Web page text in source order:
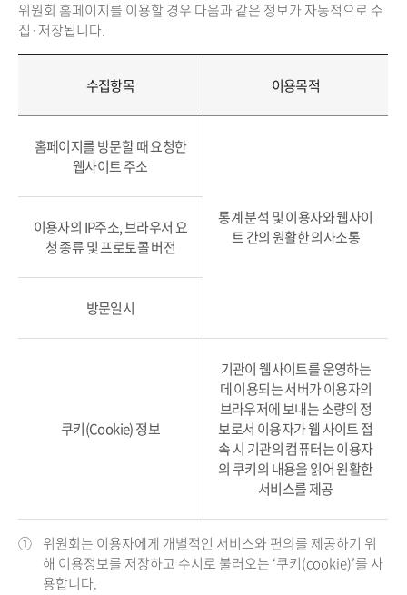
위원회 홈페이지를 이용할 경우 다음과 같은 정보가 자동적으로 수
집·저장됩니다.
수집항목 이용목적
홈페이지를 방문할 때 요청한
웹사이트 주소
통계 분석 및 이용자와 웹사이
트 간의 원활한 의사소통
이용자의 IP주소, 브라우저 요
청 종류 및 프로토콜 버전
방문일시
쿠키(Cookie) 정보
기관이 웹사이트를 운영하는
데 이용되는 서버가 이용자의
브라우저에 보내는 소량의 정
보로서 이용자가 웹 사이트 접
속 시 기관의 컴퓨터는 이용자
의 쿠키의 내용을 읽어 원활한
서비스를 제공
① 위원회는 이용자에게 개별적인 서비스와 편의를 제공하기 위
해 이용정보를 저장하고 수시로 불러오는 ‘쿠키(cookie)’를 사
용합니다.